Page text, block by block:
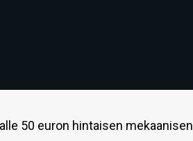
50 euron hintaisen mekaanisen